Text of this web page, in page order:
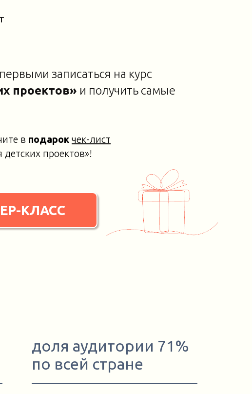
записаться на курс
проектов» и получить самые
КЛАСС
в подарок чек-лист
проектов»!
доля аудитории 71%
по всей стране